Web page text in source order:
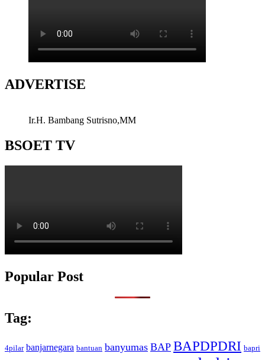
ADVERTISE
Ir.H. Bambang Sutrisno,MM
BSOET TV
Popular Post
Tag:
4pilar banjarnegara bantuan banyumas BAP BAPDPDRI bapri